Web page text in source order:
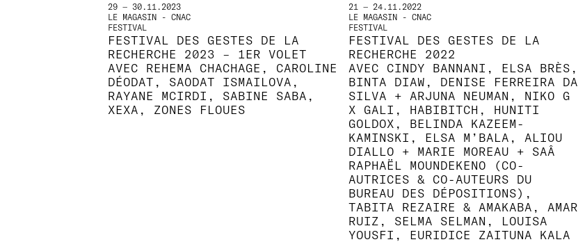
29 — 30.11.2023
LE MAGASIN - CNAC
FESTIVAL
FESTIVAL DES GESTES DE LA
RECHERCHE 2023 – 1ER VOLET
AVEC REHEMA CHACHAGE, CAROLINE
DÉODAT, SAODAT ISMAILOVA,
RAYANE MCIRDI, SABINE SABA,
XEXA, ZONES FLOUES
21 — 24.11.2022
LE MAGASIN - CNAC
FESTIVAL
FESTIVAL DES GESTES DE LA
RECHERCHE 2022
AVEC CINDY BANNANI, ELSA BRÈS,
BINTA DIAW, DENISE FERREIRA DA
SILVA + ARJUNA NEUMAN, NIKO G
X GALI, HABIBITCH, HUNITI
GOLDOX, BELINDA KAZEEM-
KAMINSKI, ELSA M’BALA, ALIOU
DIALLO + MARIE MOREAU + SAÂ
RAPHAËL MOUNDEKENO (CO-
AUTRICES & CO-AUTEURS DU
BUREAU DES DÉPOSITIONS),
TABITA REZAIRE & AMAKABA, AMAR
RUIZ, SELMA SELMAN, LOUISA
YOUSFI, EURIDICE ZAITUNA KALA